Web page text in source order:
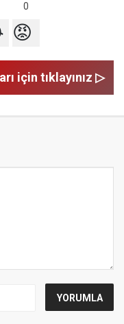
0
😡
için tıklayınız ▷